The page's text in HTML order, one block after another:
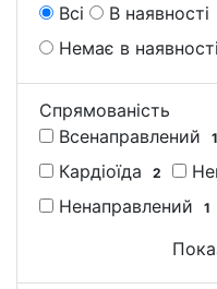
Всі
В наявності
Немає в наявності
Спрямованість
Всенаправлений
1
Кардіоїда 2
Ненаправлений 1